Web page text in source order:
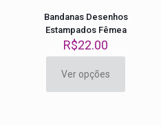
Bandanas Desenhos
Estampados Fêmea
R$22.00
Ver opções
produto